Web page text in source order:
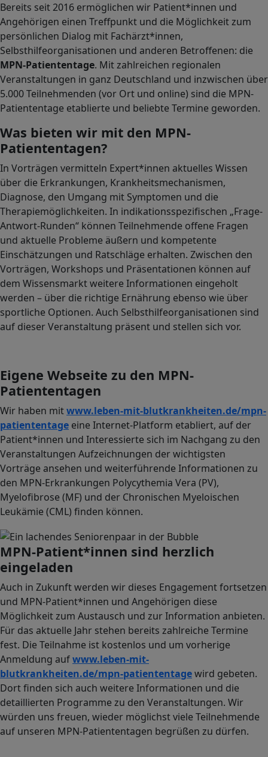
Bereits seit 2016 ermöglichen wir Patient*innen und
Angehörigen einen Treffpunkt und die Möglichkeit zum
persönlichen Dialog mit Fachärzt*innen,
Selbsthilfeorganisationen und anderen Betroffenen: die
MPN-Patiententage. Mit zahlreichen regionalen
Veranstaltungen in ganz Deutschland und inzwischen über
5.000 Teilnehmenden (vor Ort und online) sind die MPN-
Patiententage etablierte und beliebte Termine geworden.
Was bieten wir mit den MPN-
Patiententagen?
In Vorträgen vermitteln Expert*innen aktuelles Wissen
über die Erkrankungen, Krankheitsmechanismen,
Diagnose, den Umgang mit Symptomen und die
Therapiemöglichkeiten. In indikationsspezifischen „Frage-
Antwort-Runden“ können Teilnehmende offene Fragen
und aktuelle Probleme äußern und kompetente
Einschätzungen und Ratschläge erhalten. Zwischen den
Vorträgen, Workshops und Präsentationen können auf
dem Wissensmarkt weitere Informationen eingeholt
werden – über die richtige Ernährung ebenso wie über
sportliche Optionen. Auch Selbsthilfeorganisationen sind
auf dieser Veranstaltung präsent und stellen sich vor.
Eigene Webseite zu den MPN-
Patiententagen
Wir haben mitwww.leben-mit-blutkrankheiten.de/mpn-
patiententage eine Internet-Platform etabliert, auf der
Patient*innen und Interessierte sich im Nachgang zu den
Veranstaltungen Aufzeichnungen der wichtigsten
Vorträge ansehen und weiterführende Informationen zu
den MPN-Erkrankungen Polycythemia Vera (PV),
Myelofibrose (MF) und der Chronischen Myeloischen
Leukämie (CML) finden können.
Image
MPN-Patient*innen sind herzlich
eingeladen
Auch in Zukunft werden wir dieses Engagement fortsetzen
und MPN-Patient*innen und Angehörigen diese
Möglichkeit zum Austausch und zur Information anbieten.
Für das aktuelle Jahr stehen bereits zahlreiche Termine
fest. Die Teilnahme ist kostenlos und um vorherige
Anmeldung aufwww.leben-mit-
blutkrankheiten.de/mpn-patiententagewird gebeten.
Dort finden sich auch weitere Informationen und die
detaillierten Programme zu den Veranstaltungen. Wir
würden uns freuen, wieder möglichst viele Teilnehmende
auf unseren MPN-Patiententagen begrüßen zu dürfen.